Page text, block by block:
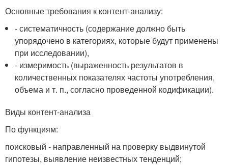
Основные требования к контент-анализу:
- систематичность (содержание должно быть
упорядочено в категориях, которые будут применены
при исследовании),
- измеримость (выраженность результатов в
количественных показателях частоты употребления,
объема и т. п., согласно проведенной кодификации).
Виды контент-анализа
По функциям:
поисковый - направленный на проверку выдвинутой
гипотезы, выявление неизвестных тенденций;